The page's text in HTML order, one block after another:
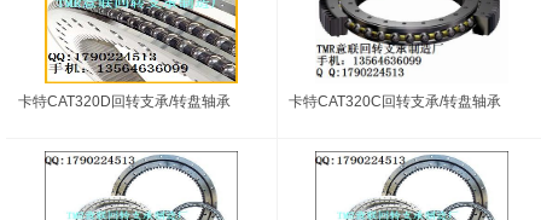
卡特CAT320D回转支承/转盘轴承 卡特CAT320C回转支承/转盘轴承